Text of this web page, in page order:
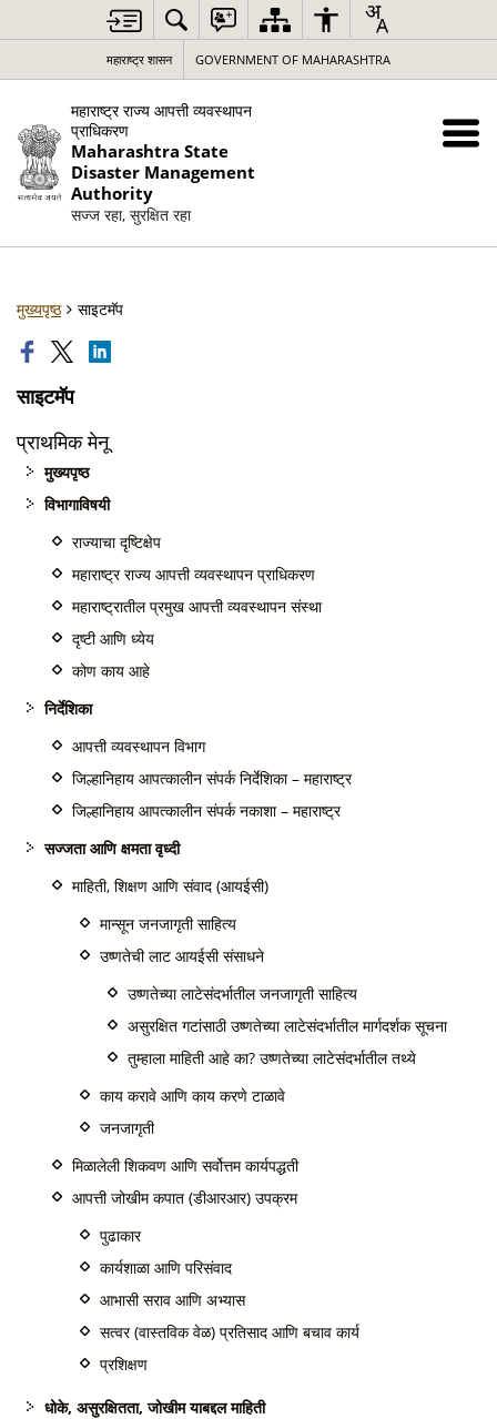
महाराष्ट्र शासन GOVERNMENT OF MAHARASHTRA
महाराष्ट्र राज्य आपत्ती व्यवस्थापन
प्राधिकरण
Maharashtra State
Disaster Management
Authority
सज्ज रहा, सुरक्षित रहा
मुख्यपृष्ठ साइटमॅप
साइटमॅप
प्राथमिक मेनू
मुख्यपृष्ठ
विभागाविषयी
राज्याचा दृष्टिक्षेप
महाराष्ट्र राज्य आपत्ती व्यवस्थापन प्राधिकरण
महाराष्ट्रातील प्रमुख आपत्ती व्यवस्थापन संस्था
दृष्टी आणि ध्येय
कोण काय आहे
निर्देशिका
आपत्ती व्यवस्थापन विभाग
जिल्हानिहाय आपत्कालीन संपर्क निर्देशिका – महाराष्ट्र
जिल्हानिहाय आपत्कालीन संपर्क नकाशा – महाराष्ट्र
सज्जता आणि क्षमता वृध्दी
माहिती, शिक्षण आणि संवाद (आयईसी)
मान्सून जनजागृती साहित्य
उष्णतेची लाट आयईसी संसाधने
उष्णतेच्या लाटेसंदर्भातील जनजागृती साहित्य
असुरक्षित गटांसाठी उष्णतेच्या लाटेसंदर्भातील मार्गदर्शक सूचना
तुम्हाला माहिती आहे का? उष्णतेच्या लाटेसंदर्भातील तथ्ये
काय करावे आणि काय करणे टाळावे
जनजागृती
मिळालेली शिकवण आणि सर्वोत्तम कार्यपद्धती
आपत्ती जोखीम कपात (डीआरआर) उपक्रम
पुढाकार
कार्यशाळा आणि परिसंवाद
आभासी सराव आणि अभ्यास
सत्वर (वास्तविक वेळ) प्रतिसाद आणि बचाव कार्य
प्रशिक्षण
धोके, असुरक्षितता, जोखीम याबद्दल माहिती